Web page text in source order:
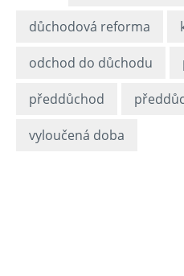
důchodová reforma
odchod do důchodu
předdůchod
vyloučená doba